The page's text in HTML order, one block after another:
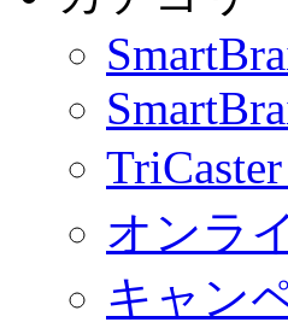
オンラ
キャン